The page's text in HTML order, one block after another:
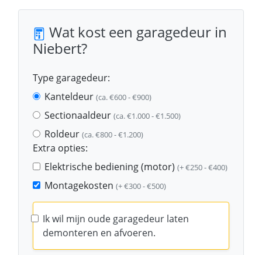
Wat kost een garagedeur in
Niebert?
Type garagedeur:
Kanteldeur (ca. €600 - €900)
Sectionaaldeur (ca. €1.000 - €1.500)
Roldeur (ca. €800 - €1.200)
Extra opties:
Elektrische bediening (motor) (+ €250 - €400)
Montagekosten (+ €300 - €500)
Ik wil mijn oude garagedeur laten
demonteren en afvoeren.